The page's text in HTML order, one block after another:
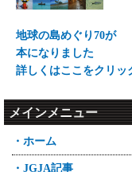
地球の島めぐり70が
本になりました
詳しくはここをクリッ
メインメニュー
・ホーム
・JGJA記事